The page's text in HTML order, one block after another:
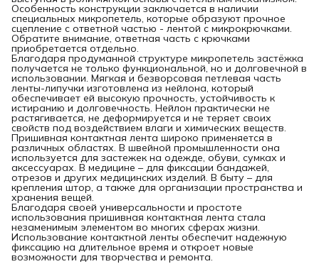
Особенность конструкции заключается в наличии
специальных микропетель, которые образуют прочное
сцепление с ответной частью - лентой с микрокрючками.
Обратите внимание, ответная часть с крючками
приобретается отдельно.
Благодаря продуманной структуре микропетель застёжка
получается не только функциональной, но и долговечной в
использовании. Мягкая и безворсовая петлевая часть
ленты-липучки изготовлена из нейлона, который
обеспечивает ей высокую прочность, устойчивость к
истиранию и долговечность. Нейлон практически не
растягивается, не деформируется и не теряет своих
свойств под воздействием влаги и химических веществ.
Пришивная контактная лента широко применяется в
различных областях. В швейной промышленности она
используется для застежек на одежде, обуви, сумках и
аксессуарах. В медицине – для фиксации бандажей,
отрезов и других медицинских изделий. В быту – для
крепления штор, а также для организации пространства и
хранения вещей.
Благодаря своей универсальности и простоте
использования пришивная контактная лента стала
незаменимым элементом во многих сферах жизни.
Использование контактной ленты обеспечит надежную
фиксацию на длительное время и откроет новые
возможности для творчества и ремонта.